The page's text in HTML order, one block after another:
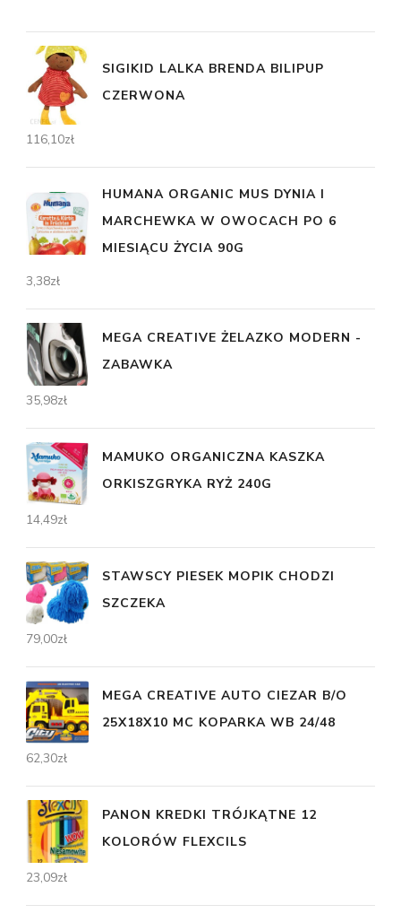
SIGIKID LALKA BRENDA BILIPUP
CZERWONA
116,10zł
HUMANA ORGANIC MUS DYNIA I
MARCHEWKA W OWOCACH PO 6
MIESIĄCU ŻYCIA 90G
3,38zł
MEGA CREATIVE ŻELAZKO MODERN -
ZABAWKA
35,98zł
MAMUKO ORGANICZNA KASZKA
ORKISZGRYKA RYŻ 240G
14,49zł
STAWSCY PIESEK MOPIK CHODZI
SZCZEKA
79,00zł
MEGA CREATIVE AUTO CIEZAR B/O
25X18X10 MC KOPARKA WB 24/48
62,30zł
PANON KREDKI TRÓJKĄTNE 12
KOLORÓW FLEXCILS
23,09zł